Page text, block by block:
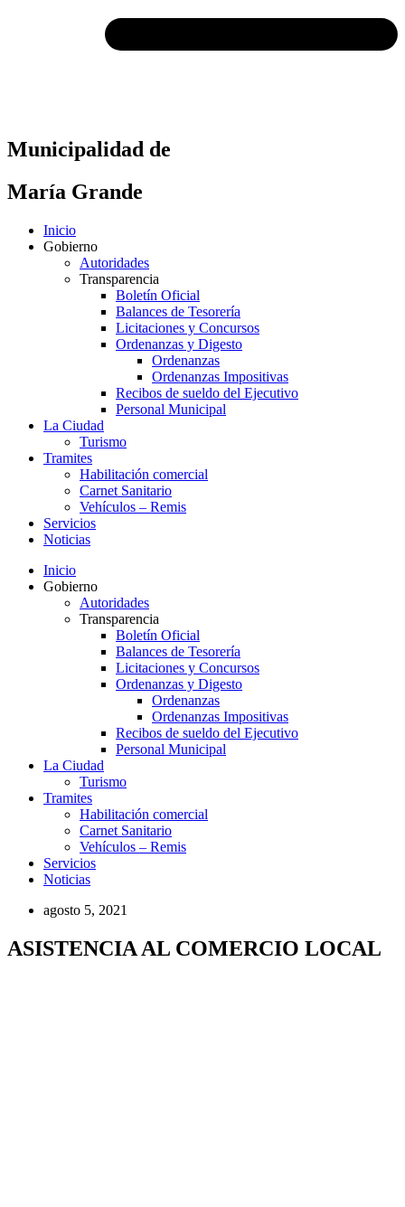
Municipalidad de
María Grande
Inicio
Gobierno
Autoridades
Transparencia
Boletín Oficial
Balances de Tesorería
Licitaciones y Concursos
Ordenanzas y Digesto
Ordenanzas
Ordenanzas Impositivas
Recibos de sueldo del Ejecutivo
Personal Municipal
La Ciudad
Turismo
Tramites
Habilitación comercial
Carnet Sanitario
Vehículos – Remis
Servicios
Noticias
Inicio
Gobierno
Autoridades
Transparencia
Boletín Oficial
Balances de Tesorería
Licitaciones y Concursos
Ordenanzas y Digesto
Ordenanzas
Ordenanzas Impositivas
Recibos de sueldo del Ejecutivo
Personal Municipal
La Ciudad
Turismo
Tramites
Habilitación comercial
Carnet Sanitario
Vehículos – Remis
Servicios
Noticias
agosto 5, 2021
ASISTENCIA AL COMERCIO LOCAL